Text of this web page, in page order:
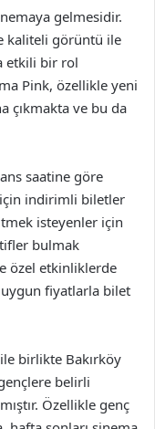
gelmesidir.
kaliteli görüntü ile
etkili bir rol
Pink, özellikle yeni
çıkmakta ve bu da
saatine göre
indirimli biletler
isteyenler için
bulmak
özel etkinliklerde
fiyatlarla bilet
birlikte Bakırköy
belirli
Özellikle genç